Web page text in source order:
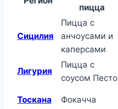
пицца
Сицилия
Пицца с
анчоусами и
каперсами
Лигурия
Пицца с
соусом Песто
Тоскана Фокачча